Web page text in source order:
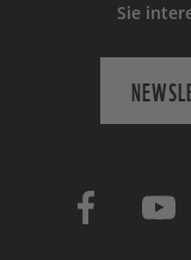
Sie